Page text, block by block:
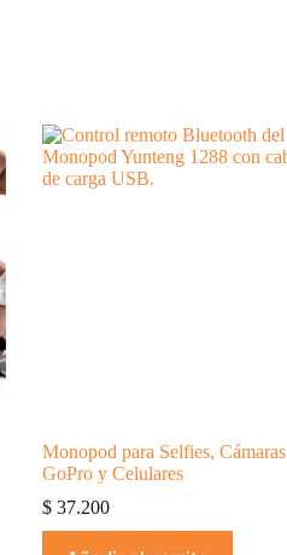
Monopod para Selfies, Cámaras
GoPro y Celulares
$37.200